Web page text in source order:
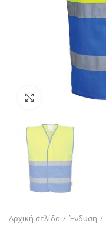
Click to enlarge
Αρχική σελίδα Ένδυση